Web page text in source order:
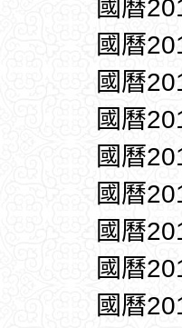
國曆
國曆
國曆
國曆
國曆
國曆
國曆
國曆
國曆